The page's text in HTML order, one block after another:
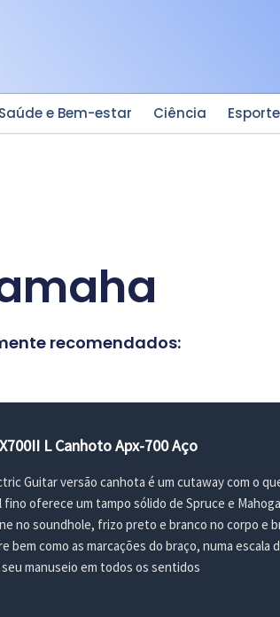
Saúde e Bem-estar Ciência
recomendados:
L Canhoto Apx-700 Aço
Guitar versão canhota é um cutaway com o
oferece um tampo sólido de Spruce e
no soundhole, frizo preto e branco no corpo e
bem como as marcações do braço, numa
manuseio em todos os sentidos